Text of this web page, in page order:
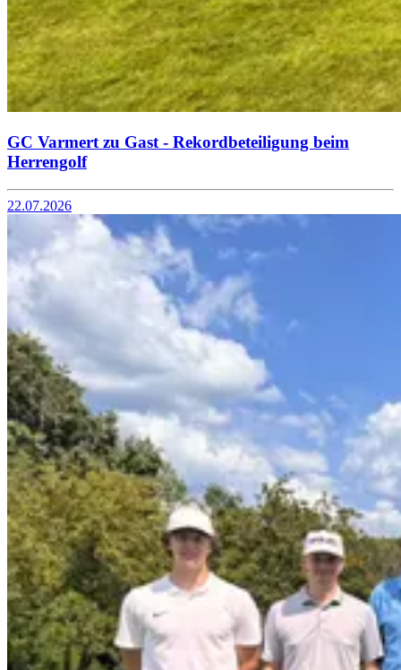
GC Varmert zu Gast - Rekordbeteiligung beim
Herrengolf
22.07.2026